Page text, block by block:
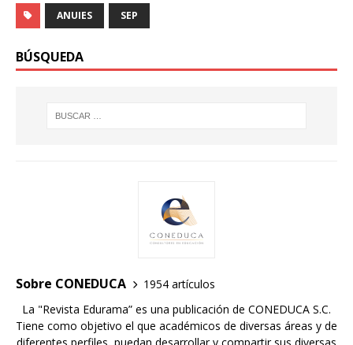
ANUIES SEP
BÚSQUEDA
Sobre CONEDUCA
1954 artículos
La "Revista Edurama” es una publicación de CONEDUCA S.C.
Tiene como objetivo el que académicos de diversas áreas y de